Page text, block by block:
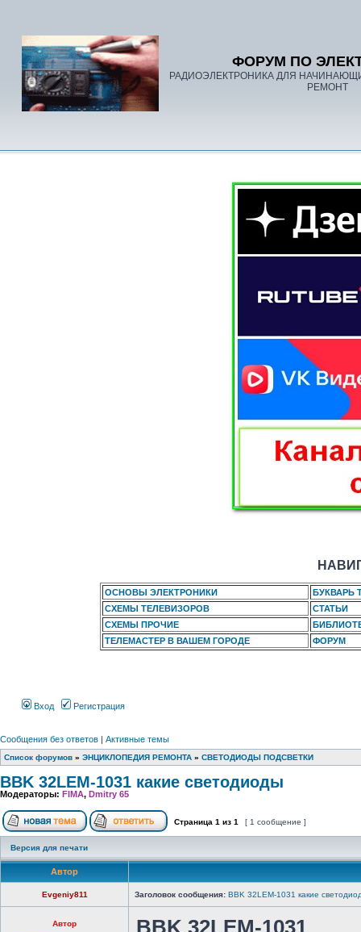
ФОРУМ ПО
РАДИОЭЛЕКТРОНИКА ДЛЯ
РЕМОНТ
ОСНОВЫ ЭЛЕКТРОНИКИ
БУКВАРЬ
СХЕМЫ ТЕЛЕВИЗОРОВ
СТАТЬИ
СХЕМЫ ПРОЧИЕ
ТЕЛЕМАСТЕР В ВАШЕМ ГОРОДЕ
ФОРУМ
Вход Регистрация
Сообщения без ответов | Активные темы
Список форумов » ЭНЦИКЛОПЕДИЯ РЕМОНТА » СВЕТОДИОДЫ ПОДСВЕТКИ
BBK 32LEM-1031 какие светодиоды
Модераторы: FIMA, Dmitry 65
Страница 1 из 1 [ 1 сообщение ]
Версия для печати
Автор
Evgeniy811 Заголовок сообщения: BBK 32LEM-1031 какие
Автор
BBK 32LEM-1031